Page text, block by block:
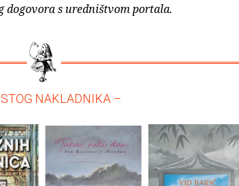
dogovora s uredništvom portala.
NAKLADNIKA –